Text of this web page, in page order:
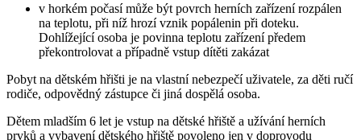
v horkém počasí může být povrch herních zařízení rozpálen
na teplotu, při níž hrozí vznik popálenin při doteku.
Dohlížející osoba je povinna teplotu zařízení předem
překontrolovat a případně vstup dítěti zakázat
Pobyt na dětském hřišti je na vlastní nebezpečí uživatele, za děti ručí
rodiče, odpovědný zástupce či jiná dospělá osoba.
Dětem mladším 6 let je vstup na dětské hřiště a užívání herních
prvků a vybavení dětského hřiště povoleno jen v doprovodu